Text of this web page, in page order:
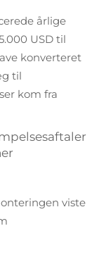
årlige
USD til
konverteret
til
kom fra
viste